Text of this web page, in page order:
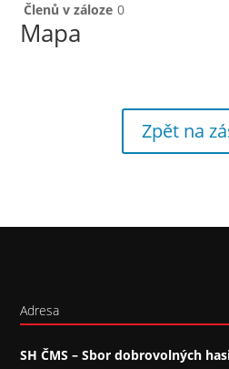
Členů v záloze 0
Mapa
Zpět na
Adresa
SH ČMS – Sbor dobrovolných